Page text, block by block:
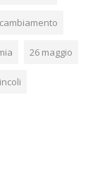
26 maggio